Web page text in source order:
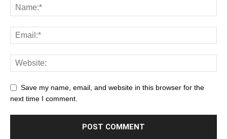
Save my name, email, and website in this browser for the
next time I comment.